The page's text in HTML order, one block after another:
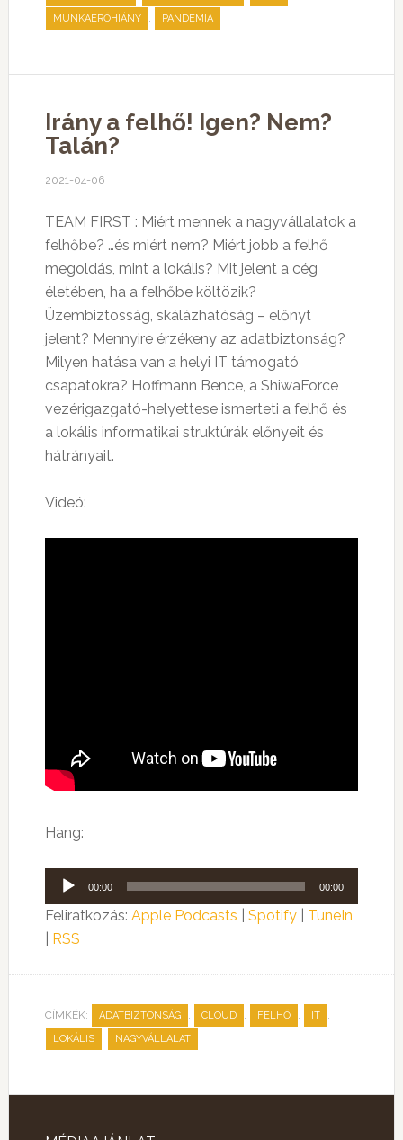
MUNKAERŐHIÁNY , PANDÉMIA
Irány a felhő! Igen? Nem?
Talán?
2021-04-06
TEAM FIRST : Miért mennek a nagyvállalatok a
felhőbe? …és miért nem? Miért jobb a felhő
megoldás, mint a lokális? Mit jelent a cég
életében, ha a felhőbe költözik?
Üzembiztosság, skálázhatóság – előnyt
jelent? Mennyire érzékeny az adatbiztonság?
Milyen hatása van a helyi IT támogató
csapatokra? Hoffmann Bence, a ShiwaForce
vezérigazgató-helyettese ismerteti a felhő és
a lokális informatikai struktúrák előnyeit és
hátrányait.
Videó:
Hang:
Audió
lejátszó
00:00 00:00
Feliratkozás: Apple Podcasts Spotify| TuneIn
RSS
CÍMKÉK: ADATBIZTONSÁG , CLOUD , FELHŐ , IT ,
LOKÁLIS , NAGYVÁLLALAT